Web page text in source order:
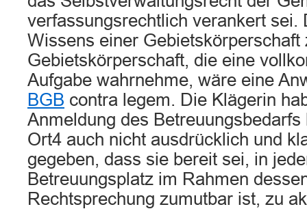
verfassungsrechtlich verankert sei.
Wissens einer Gebietskörperschaft
Gebietskörperschaft, die eine
Aufgabe wahrnehme, wäre eine
BGB contra legem. Die Klägerin
Anmeldung des
Ort4 auch nicht ausdrücklich und
gegeben, dass sie bereit sei, in
Betreuungsplatz im Rahmen
Rechtsprechung zumutbar ist, zu